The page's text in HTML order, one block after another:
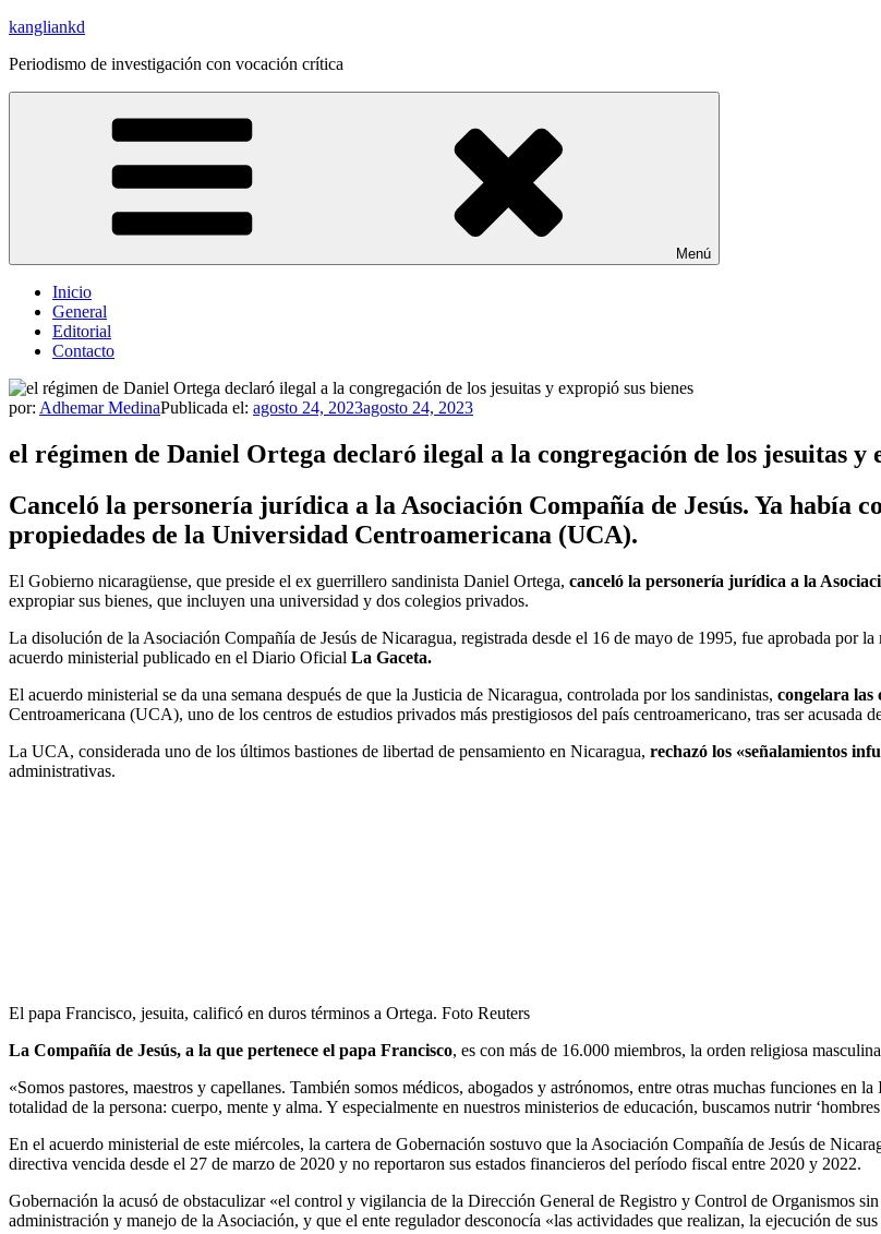
Saltar
contenido
kangliankd
Periodismo de investigación con vocación crítica
Menú
Inicio
General
Editorial
Contacto
por: Adhemar MedinaPublicada el: agosto 24, 2023agosto 24, 2023
el régimen de Daniel Ortega declaró ilegal a la congregación de los jesuitas y
Canceló la personería jurídica a la Asociación Compañía de Jesús. Ya había
propiedades de la Universidad Centroamericana (UCA).
El Gobierno nicaragüense, que preside el ex guerrillero sandinista Daniel Ortega, canceló la personería jurídica a la
expropiar sus bienes, que incluyen una universidad y dos colegios privados.
La disolución de la Asociación Compañía de Jesús de Nicaragua, registrada desde el 16 de mayo de 1995, fue aprobada por
acuerdo ministerial publicado en el Diario Oficial La Gaceta.
El acuerdo ministerial se da una semana después de que la Justicia de Nicaragua, controlada por los sandinistas, congelara las
Centroamericana (UCA), uno de los centros de estudios privados más prestigiosos del país centroamericano, tras ser acusada
La UCA, considerada uno de los últimos bastiones de libertad de pensamiento en Nicaragua, rechazó los «señalamientos
administrativas.
El papa Francisco, jesuita, calificó en duros términos a Ortega. Foto Reuters
La Compañía de Jesús, a la que pertenece el papa Francisco, es con más de 16.000 miembros, la orden religiosa
«Somos pastores, maestros y capellanes. También somos médicos, abogados y astrónomos, entre otras muchas funciones en
totalidad de la persona: cuerpo, mente y alma. Y especialmente en nuestros ministerios de educación, buscamos nutrir
En el acuerdo ministerial de este miércoles, la cartera de Gobernación sostuvo que la Asociación Compañía de Jesús de
directiva vencida desde el 27 de marzo de 2020 y no reportaron sus estados financieros del período fiscal entre 2020 y 2022.
Gobernación la acusó de obstaculizar «el control y vigilancia de la Dirección General de Registro y Control de Organismos
administración y manejo de la Asociación, y que el ente regulador desconocía «las actividades que realizan, la ejecución de